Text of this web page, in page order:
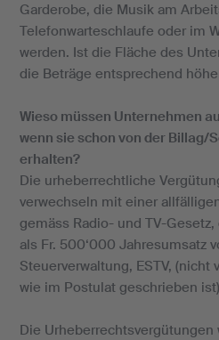
Garderobe, die Musik am
Telefonwarteschlaufe oder im
werden. Ist die Fläche des
die Beträge entsprechend
Wieso müssen Unternehmen
wenn sie schon von der Billag/
erhalten?
Die urheberrechtliche
verwechseln mit einer
gemäss Radio- und TV-
als Fr. 500‘000 Jahresumsatz
Steuerverwaltung, ESTV, (nicht
wie im Postulat geschrieben
Die Urheberrechtsvergütungen